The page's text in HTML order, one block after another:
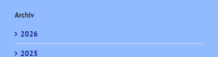
Archiv
2026
2025